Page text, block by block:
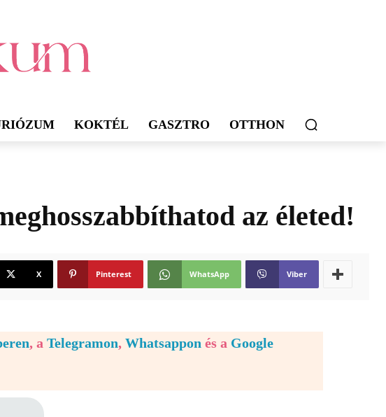
KOKTÉL GASZTRO OTTHON
az életed!
X Pinterest WhatsApp Viber
, a Telegramon, Whatsappon és a Google